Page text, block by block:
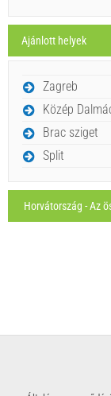
2026. 08. 10.
2026. 08. 11.
Pizzeria
Ivan Nane
WORKING HOURS
Ajánlott helyek
Zagreb
Közép
Brac sziget
Split
Horvátország - Az